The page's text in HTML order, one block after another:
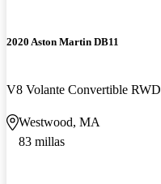
2020 Aston Martin DB11
V8 Volante Convertible RWD
Westwood, MA
83 millas